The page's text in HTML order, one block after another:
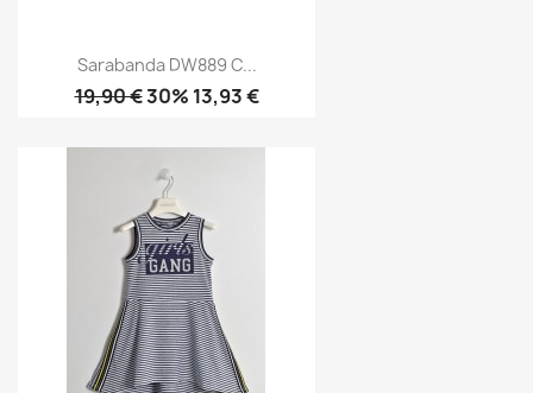
Sarabanda DW889 C...
19,90 €30% 13,93 €